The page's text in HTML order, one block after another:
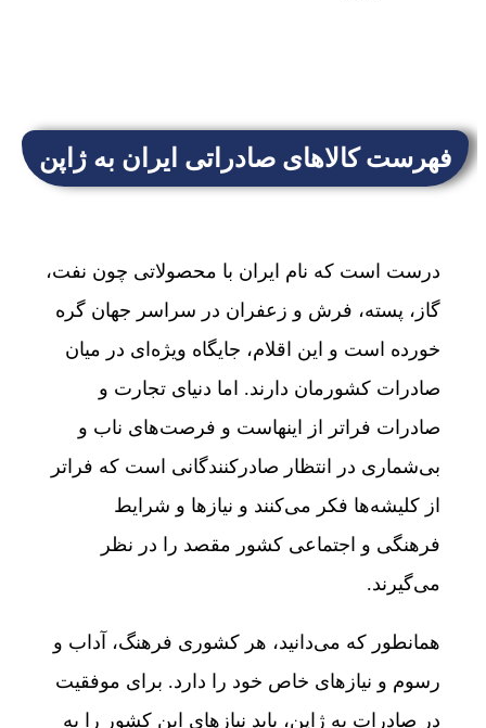
فهرست کالاهای صادراتی ایران به ژاپن
درست است که نام ایران با محصولاتی چون نفت،
گاز، پسته، فرش و زعفران در سراسر جهان گره
خورده است و این اقلام، جایگاه ویژه‌ای در میان
صادرات کشورمان دارند. اما دنیای تجارت و
صادرات فراتر از اینهاست و فرصت‌های ناب و
بی‌شماری در انتظار صادرکنندگانی است که فراتر
از کلیشه‌ها فکر می‌کنند و نیازها و شرایط
فرهنگی و اجتماعی کشور مقصد را در نظر
می‌گیرند.
همانطور که می‌دانید، هر کشوری فرهنگ، آداب و
رسوم و نیازهای خاص خود را دارد. برای موفقیت
در صادرات به ژاپن، باید نیازهای این کشور را به